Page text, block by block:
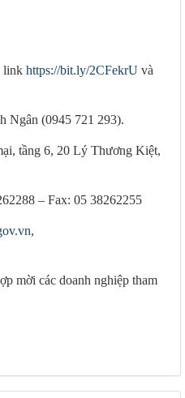
link https://bit.ly/2CFekrU và
Ngân (0945 721 293).
tầng 6, 20 Lý Thương Kiệt,
– Fax: 05 38262255
,
mời các doanh nghiệp tham